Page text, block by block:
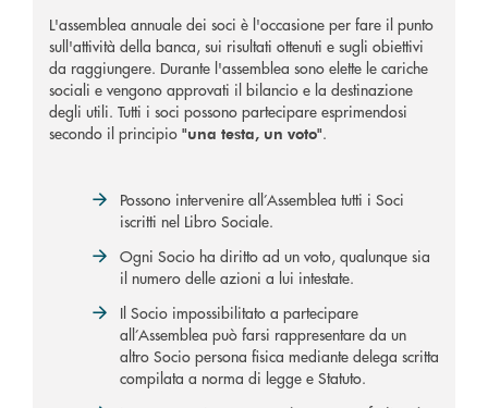
L'assemblea annuale dei soci è l'occasione per fare il punto
sull'attività della banca, sui risultati ottenuti e sugli obiettivi
da raggiungere. Durante l'assemblea sono elette le cariche
sociali e vengono approvati il bilancio e la destinazione
degli utili. Tutti i soci possono partecipare esprimendosi
secondo il principio "una testa, un voto".
Possono intervenire all’Assemblea tutti i Soci
iscritti nel Libro Sociale.
Ogni Socio ha diritto ad un voto, qualunque sia
il numero delle azioni a lui intestate.
Il Socio impossibilitato a partecipare
all’Assemblea può farsi rappresentare da un
altro Socio persona fisica mediante delega scritta
compilata a norma di legge e Statuto.